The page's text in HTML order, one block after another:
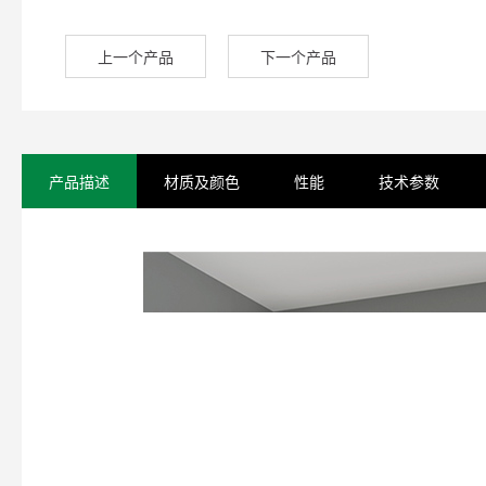
上一个产品 下一个产品
产品描述 材质及颜色 性能 技术参数